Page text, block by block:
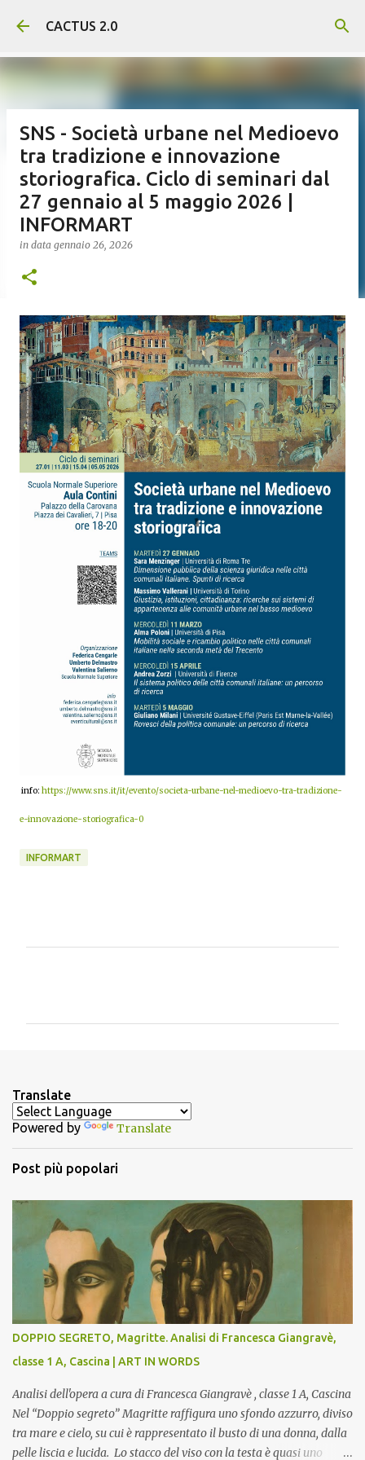
Passa ai contenuti principali
CACTUS 2.0
SNS - Società urbane nel Medioevo
tra tradizione e innovazione
storiografica. Ciclo di seminari dal
27 gennaio al 5 maggio 2026 |
INFORMART
in data gennaio 26, 2026
info: https://www.sns.it/it/evento/societa-urbane-nel-medioevo-tra-tradizione-
e-innovazione-storiografica-0
INFORMART
t
i
Translate
Powered by Translate
Post più popolari
DOPPIO SEGRETO, Magritte. Analisi di Francesca Giangravè,
classe 1 A, Cascina | ART IN WORDS
Analisi dell'opera a cura di Francesca Giangravè , classe 1 A, Cascina
Nel “Doppio segreto” Magritte raffigura uno sfondo azzurro, diviso
tra mare e cielo, su cui è rappresentato il busto di una donna, dalla
pelle liscia e lucida. Lo stacco del viso con la testa è quasi uno